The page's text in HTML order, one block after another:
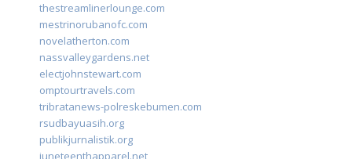
thestreamlinerlounge.com
mestrinorubanofc.com
novelatherton.com
nassvalleygardens.net
electjohnstewart.com
omptourtravels.com
tribratanews-polreskebumen.com
rsudbayuasih.org
publikjurnalistik.org
juneteenthapparel.net